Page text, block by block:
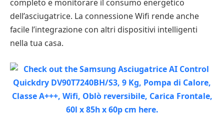
completo e monitorare il consumo energetico
dell’asciugatrice. La connessione Wifi rende anche
facile l’integrazione con altri dispositivi intelligenti
nella tua casa.